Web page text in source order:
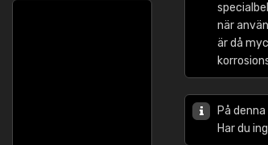
när
är då
På
Har du